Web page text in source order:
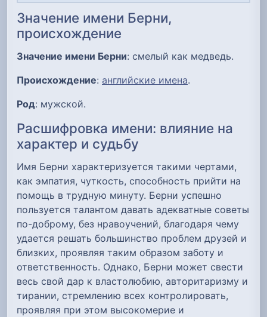
Значение имени Берни,
происхождение
Значение имени Берни: смелый как медведь.
Происхождение: английские имена.
Род: мужской.
Расшифровка имени: влияние на
характер и судьбу
Имя Берни характеризуется такими чертами,
как эмпатия, чуткость, способность прийти на
помощь в трудную минуту. Берни успешно
пользуется талантом давать адекватные советы
по-доброму, без нравоучений, благодаря чему
удается решать большинство проблем друзей и
близких, проявляя таким образом заботу и
ответственность. Однако, Берни может свести
весь свой дар к властолюбию, авторитаризму и
тирании, стремлению всех контролировать,
проявляя при этом высокомерие и